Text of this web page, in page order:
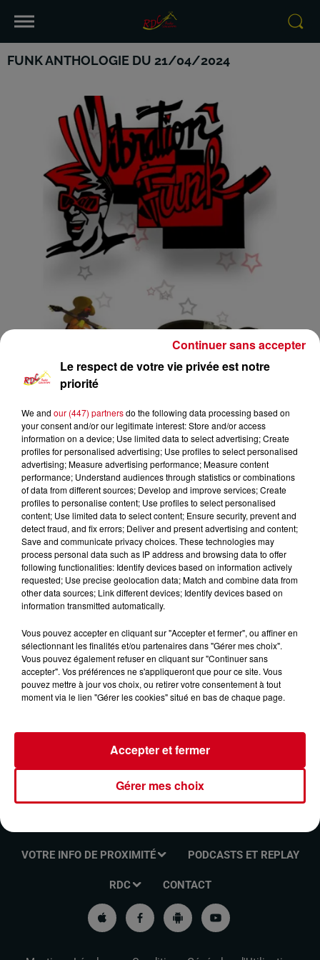
FUNK ANTHOLOGIE DU 21/04/2024
Funk Anthologie RDC
RDC
Funk Anthologie
0:00 5 sec
21 avril 2024 - 5 sec
FUNK ANTHOLOGIE DU 21/04/2024
Funk Anthologie
VOTRE INFO DE PROXIMITÉ PODCASTS ET REPLAY
RDC CONTACT
Le respect de votre vie privée est notre
priorité
We and our (447) partnersdo the following data processing based on
your consent and/or our legitimate interest: Store and/or access
information on a device; Use limited data to select advertising; Create
profiles for personalised advertising; Use profiles to select personalised
advertising; Measure advertising performance; Measure content
performance; Understand audiences through statistics or combinations
of data from different sources; Develop and improve services; Create
profiles to personalise content; Use profiles to select personalised
content; Use limited data to select content; Ensure security, prevent and
detect fraud, and fix errors; Deliver and present advertising and content;
Save and communicate privacy choices. These technologies may
process personal data such as IP address and browsing data to offer
following functionalities: Identify devices based on information actively
requested; Use precise geolocation data; Match and combine data from
other data sources; Link different devices; Identify devices based on
information transmitted automatically.
Vous pouvez accepter en cliquant sur "Accepter et fermer", ou affiner en
sélectionnant les finalités et/ou partenaires dans "Gérer mes choix".
Vous pouvez également refuser en cliquant sur "Continuer sans
accepter". Vos préférences ne s'appliqueront que pour ce site. Vous
pouvez mettre à jour vos choix, ou retirer votre consentement à tout
moment via le lien "Gérer les cookies" situé en bas de chaque page.
Gérer mes choix
Accepter et fermer
Continuer sans accepter